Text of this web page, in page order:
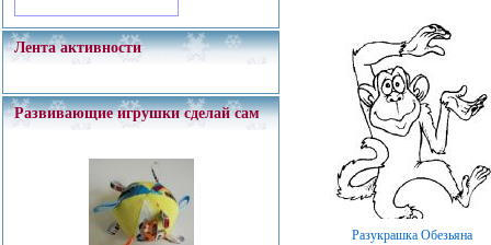
Лента активности
Развивающие игрушки сделай сам
Разукрашка Обезьяна